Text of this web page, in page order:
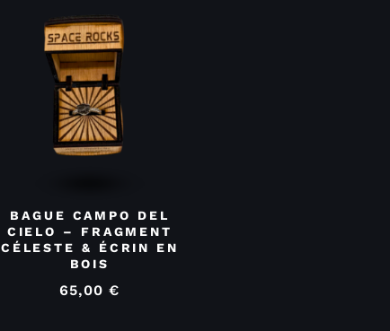
BAGUE CAMPO DEL
CIELO – FRAGMENT
CÉLESTE & ÉCRIN EN
BOIS
65,00€